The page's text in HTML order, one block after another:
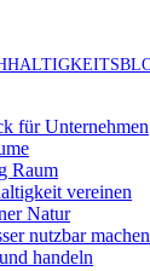
für Unternehmen
Raum
vereinen
Natur
nutzbar
handeln